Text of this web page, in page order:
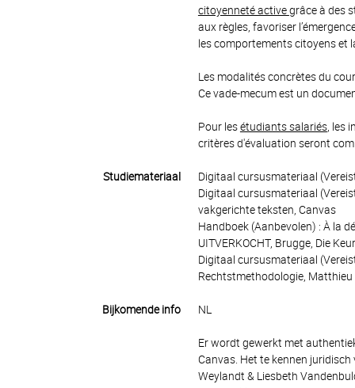
citoyenneté activegrâce à des
aux règles, favoriser
les comportements citoyens et
Les modalités concrètes du
Ce vade-mecum est un
Pour lesétudiants salariés, les
critères d'évaluation seront
Studiemateriaal
Digitaal cursusmateriaal
Digitaal cursusmateriaal
vakgerichte teksten, Canvas
Handboek (Aanbevolen) : À la
UITVERKOCHT, Brugge, Die
Digitaal cursusmateriaal
Rechtstmethodologie,
Bijkomende info NL
Er wordt gewerkt met
Canvas. Het te kennen
Weylandt & Liesbeth